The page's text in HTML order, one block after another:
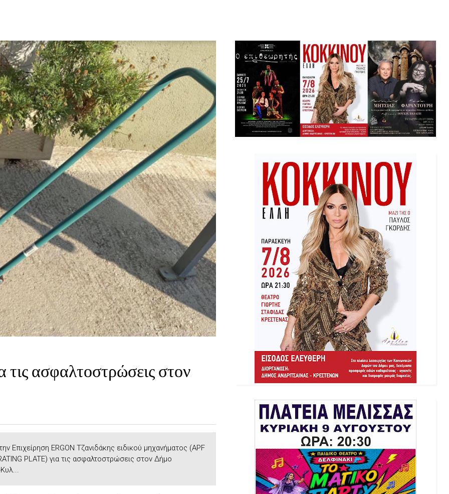
τις ασφαλτοστρώσεις στον
Επιχείρηση ERGON Τζανιδάκης ειδικού μηχανήματος (APF
PLATE) για τις ασφαλτοστρώσεις στον Δήμο